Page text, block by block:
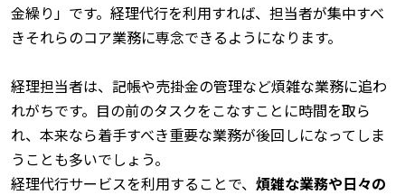
金繰り」です。経理代行を利用すれば、担当者が集中すべ
きそれらのコア業務に専念できるようになります。
経理担当者は、記帳や売掛金の管理など煩雑な業務に追わ
れがちです。目の前のタスクをこなすことに時間を取ら
れ、本来なら着手すべき重要な業務が後回しになってしま
うことも多いでしょう。
経理代行サービスを利用することで、 煩雑な業務や日々の